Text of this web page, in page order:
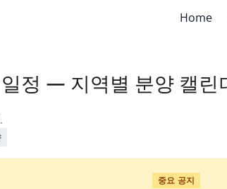
Home
정 — 지역별 분양 캘린
중요 공지